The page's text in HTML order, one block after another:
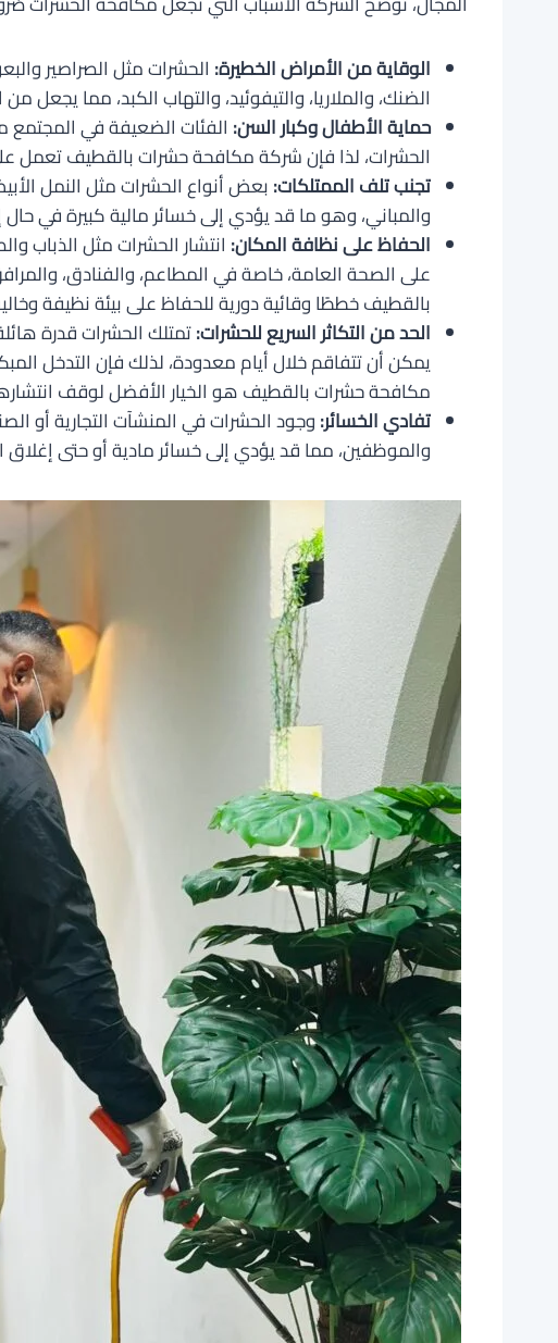
الوقاية من الأمراض الخطيرة: الحشرات مثل الصراصير
الضنك، والملاريا، والتيفوئيد، والتهاب الكبد، مما يجعل
حماية الأطفال وكبار السن: الفئات الضعيفة في المجتمع
الحشرات، لذا فإن شركة مكافحة حشرات بالقطيف تعمل
تجنب تلف الممتلكات:بعض أنواع الحشرات مثل النمل
والمباني، وهو ما قد يؤدي إلى خسائر مالية كبيرة في
الحفاظ على نظافة المكان: انتشار الحشرات مثل الذباب
على الصحة العامة، خاصة في المطاعم، والفنادق،
بالقطيف خططًا وقائية دورية للحفاظ على بيئة نظيفة
الحد من التكاثر السريع للحشرات:تمتلك الحشرات قدرة
يمكن أن تتفاقم خلال أيام معدودة، لذلك فإن التدخل
مكافحة حشرات بالقطيف هو الخيار الأفضل لوقف
تفادي الخسائر:وجود الحشرات في المنشآت التجارية أو
والموظفين، مما قد يؤدي إلى خسائر مادية أو حتى إغلاق